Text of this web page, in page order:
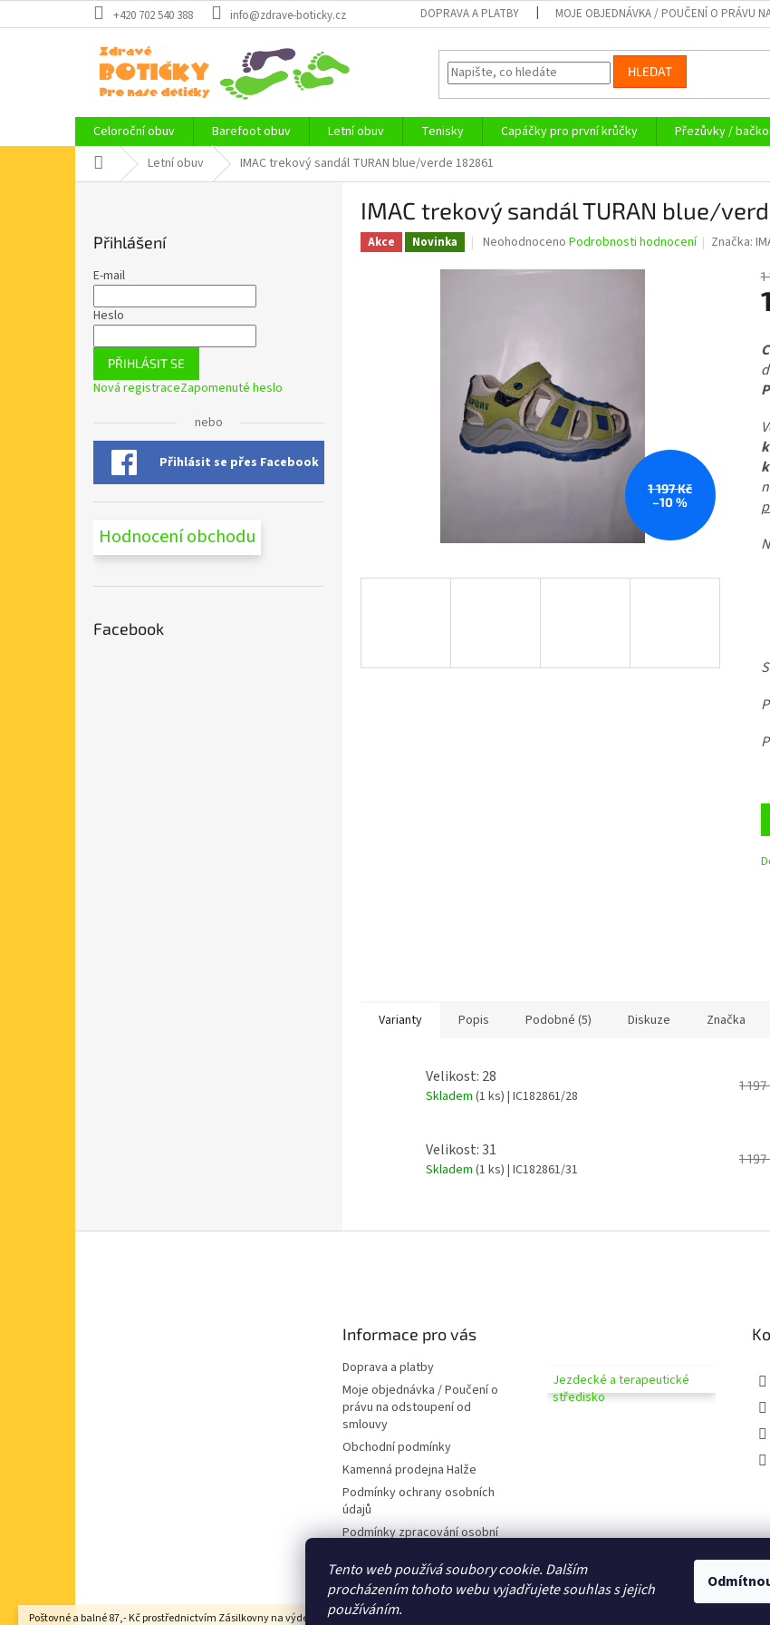
Tento web používá soubory cookie. Dalším
procházením tohoto webu vyjadřujete souhlas s jejich
používáním.
na
Poštovné a balné 87,- Kč prostřednictvím Zásilkovny na výdejní místo Z-point, DPD CZ
+420 702 540 388 info@zdrave-boticky.cz DOPRAVA A PLATBY MOJE OBJEDNÁVKA / POUČENÍ O PRÁVU
HLEDAT
Celoroční obuv Barefoot obuv Letní obuv Tenisky Capáčky pro první krůčky Přezůvky /
Domů Letní obuv IMAC trekový sandál TURAN blue/verde 182861
Přihlášení
E-mail
Heslo
PŘIHLÁSIT SE
Nová registraceZapomenuté heslo
nebo
Přihlásit se přes Facebook
Hodnocení obchodu
Facebook
IMAC trekový sandál TURAN blue/
Akce Novinka
Průměrné
produktu
hvězdiček.
Neohodnoceno Podrobnosti hodnocení Značka:
1 197 Kč
–10 %
1
Varianty Popis Podobné (5) Diskuze Značka
Velikost: 28
Skladem (1 ks) | IC182861/28
1 197
Velikost: 31
Skladem (1 ks) | IC182861/31
1 197
Informace pro vás
Doprava a platby
Moje objednávka / Poučení o
právu na odstoupení od
smlouvy
Obchodní podmínky
Kamenná prodejna Halže
Podmínky ochrany osobních
údajů
Podmínky zpracování osobní
Souhlas se zobrazováním
nabídek
Jezdecké a terapeutické
středisko